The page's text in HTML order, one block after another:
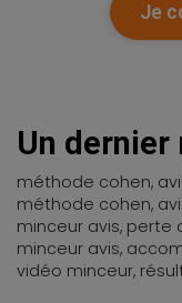
Je
Un dernier
méthode cohen,
méthode cohen,
minceur avis,
minceur avis,
vidéo minceur,